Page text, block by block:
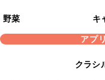
野菜 キ
アプ
クラシ